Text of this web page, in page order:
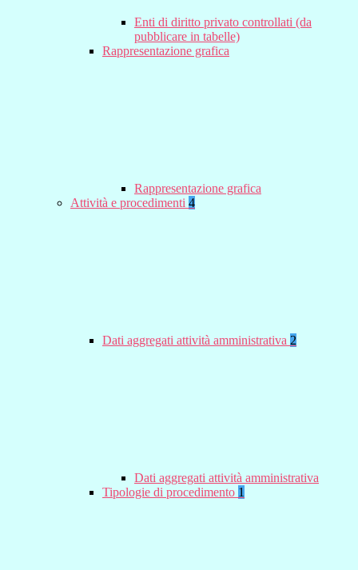
Enti di diritto privato controllati (da
pubblicare in tabelle)
Rappresentazione grafica
Rappresentazione grafica
Attività e procedimenti 4
Dati aggregati attività amministrativa 2
Dati aggregati attività amministrativa
Tipologie di procedimento 1